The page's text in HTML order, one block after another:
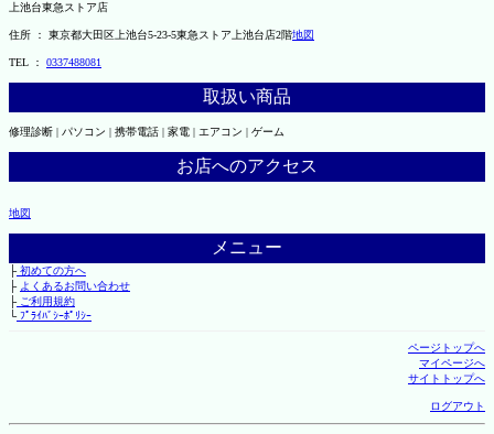
上池台東急ストア店
住所 ： 東京都大田区上池台5-23-5東急ストア上池台店2階地図
TEL ： 0337488081
取扱い商品
修理診断 | パソコン | 携帯電話 | 家電 | エアコン | ゲーム
お店へのアクセス
地図
メニュー
├初めての方へ
├ よくあるお問い合わせ
├ご利用規約
└ﾌﾟﾗｲﾊﾞｼｰﾎﾟﾘｼｰ
ページトップへ
マイページへ
サイトトップへ
ログアウト